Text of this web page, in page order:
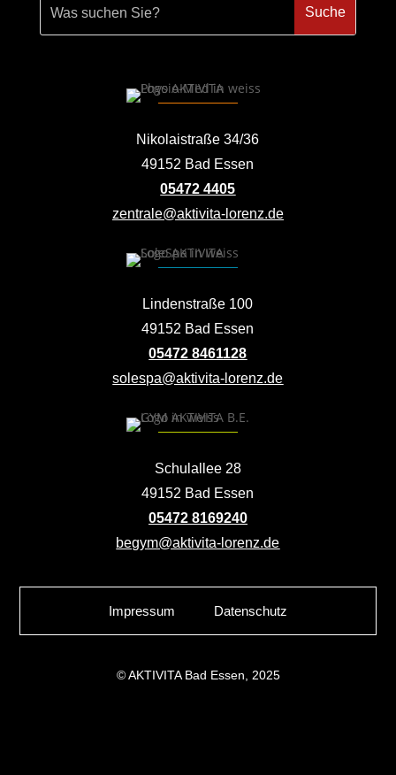
Nikolaistraße 34/36
49152 Bad Essen
05472 4405
zentrale@aktivita-lorenz.de
Lindenstraße 100
49152 Bad Essen
05472 8461128
solespa@aktivita-lorenz.de
Schulallee 28
49152 Bad Essen
05472 8169240
begym@aktivita-lorenz.de
Impressum Datenschutz
© AKTIVITA Bad Essen, 2025